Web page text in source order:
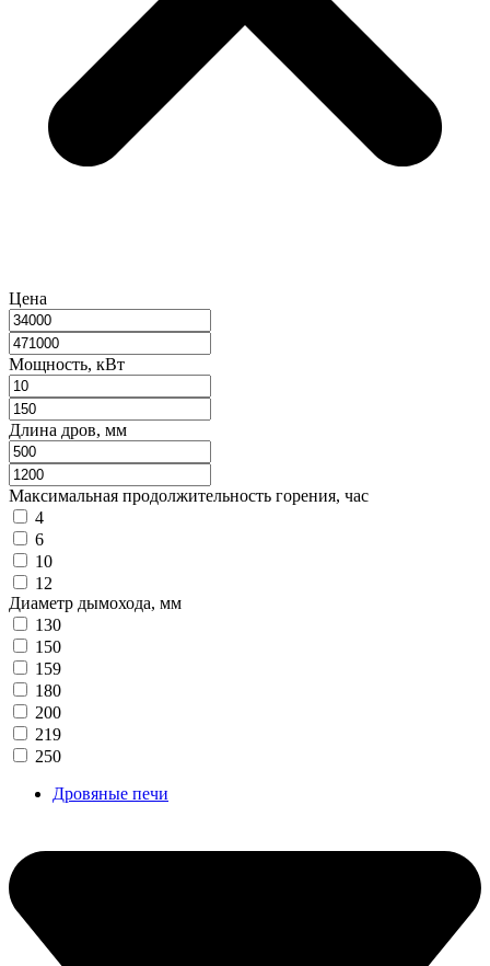
Цена
Мощность, кВт
Длина дров, мм
Максимальная продолжительность горения, час
4
6
10
12
Диаметр дымохода, мм
130
150
159
180
200
219
250
Дровяные печи